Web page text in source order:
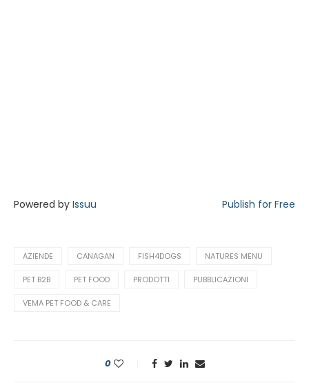
Powered by Issuu Publish for Free
AZIENDE CANAGAN FISH4DOGS NATURES MENU
PET B2B PET FOOD PRODOTTI PUBBLICAZIONI
VEMA PET FOOD & CARE
0